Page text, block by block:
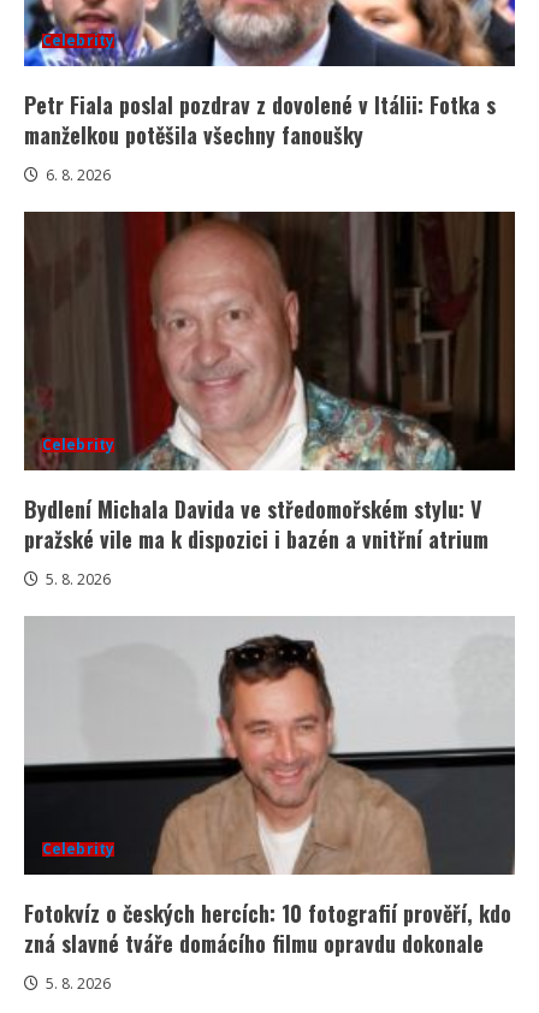
Celebrity
Petr Fiala poslal pozdrav z dovolené v Itálii: Fotka s
manželkou potěšila všechny fanoušky
6. 8. 2026
Celebrity
Bydlení Michala Davida ve středomořském stylu: V
pražské vile ma k dispozici i bazén a vnitřní atrium
5. 8. 2026
Celebrity
Fotokvíz o českých hercích: 10 fotografií prověří, kdo
zná slavné tváře domácího filmu opravdu dokonale
5. 8. 2026